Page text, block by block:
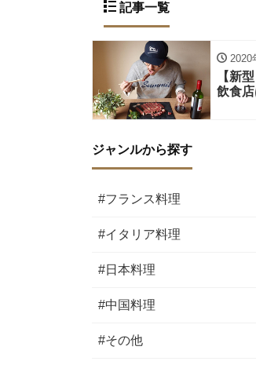
記事一覧
2020
【新
飲食
ジャンルから探す
#フランス料理
#イタリア料理
#日本料理
#中国料理
#その他